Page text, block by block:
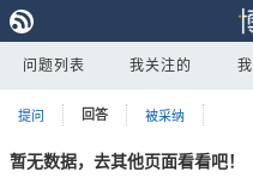
问题列表 我关注的
提问 回答 被采纳
暂无数据，去其他页面看看吧！